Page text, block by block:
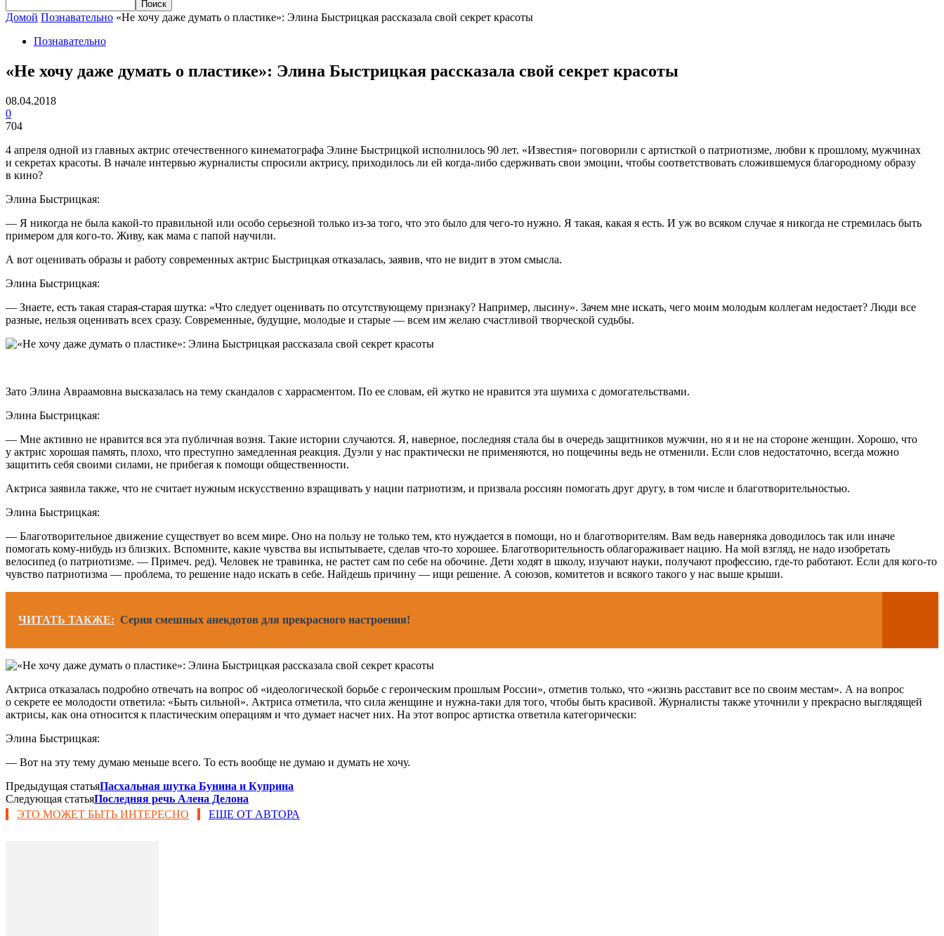
Домой Познавательно «Не хочу даже думать о пластике»: Элина Быстрицкая рассказала свой секрет красоты
Познавательно
«Не хочу даже думать о пластике»: Элина Быстрицкая рассказала свой секрет красоты
08.04.2018
0
704
4 апреля одной из главных актрис отечественного кинематографа Элине Быстрицкой исполнилось 90 лет. «Известия» поговорили с артисткой о патриотизме, любви к прошлому, мужчинах
и секретах красоты. В начале интервью журналисты спросили актрису, приходилось ли ей когда-либо сдерживать свои эмоции, чтобы соответствовать сложившемуся благородному образу
в кино?
Элина Быстрицкая:
— Я никогда не была какой-то правильной или особо серьезной только из-за того, что это было для чего-то нужно. Я такая, какая я есть. И уж во всяком случае я никогда не стремилась быть
примером для кого-то. Живу, как мама с папой научили.
А вот оценивать образы и работу современных актрис Быстрицкая отказалась, заявив, что не видит в этом смысла.
Элина Быстрицкая:
— Знаете, есть такая старая-старая шутка: «Что следует оценивать по отсутствующему признаку? Например, лысину». Зачем мне искать, чего моим молодым коллегам недостает? Люди все
разные, нельзя оценивать всех сразу. Современные, будущие, молодые и старые — всем им желаю счастливой творческой судьбы.
Зато Элина Авраамовна высказалась на тему скандалов с харрасментом. По ее словам, ей жутко не нравится эта шумиха с домогательствами.
Элина Быстрицкая:
— Мне активно не нравится вся эта публичная возня. Такие истории случаются. Я, наверное, последняя стала бы в очередь защитников мужчин, но я и не на стороне женщин. Хорошо, что
у актрис хорошая память, плохо, что преступно замедленная реакция. Дуэли у нас практически не применяются, но пощечины ведь не отменили. Если слов недостаточно, всегда можно
защитить себя своими силами, не прибегая к помощи общественности.
Актриса заявила также, что не считает нужным искусственно взращивать у нации патриотизм, и призвала россиян помогать друг другу, в том числе и благотворительностью.
Элина Быстрицкая:
— Благотворительное движение существует во всем мире. Оно на пользу не только тем, кто нуждается в помощи, но и благотворителям. Вам ведь наверняка доводилось так или иначе
помогать кому-нибудь из близких. Вспомните, какие чувства вы испытываете, сделав что-то хорошее. Благотворительность облагораживает нацию. На мой взгляд, не надо изобретать
велосипед (о патриотизме. — Примеч. ред). Человек не травинка, не растет сам по себе на обочине. Дети ходят в школу, изучают науки, получают профессию, где-то работают. Если для кого-то
чувство патриотизма — проблема, то решение надо искать в себе. Найдешь причину — ищи решение. А союзов, комитетов и всякого такого у нас выше крыши.
ЧИТАТЬ ТАКЖЕ: Серия смешных анекдотов для прекрасного настроения!
Актриса отказалась подробно отвечать на вопрос об «идеологической борьбе с героическим прошлым России», отметив только, что «жизнь расставит все по своим местам». А на вопрос
о секрете ее молодости ответила: «Быть сильной». Актриса отметила, что сила женщине и нужна-таки для того, чтобы быть красивой. Журналисты также уточнили у прекрасно выглядящей
актрисы, как она относится к пластическим операциям и что думает насчет них. На этот вопрос артистка ответила категорически:
Элина Быстрицкая:
— Вот на эту тему думаю меньше всего. То есть вообще не думаю и думать не хочу.
Предыдущая статьяПасхальная шутка Бунина и Куприна
Следующая статьяПоследняя речь Алена Делона
ЭТО МОЖЕТ БЫТЬ ИНТЕРЕСНО
ЕЩЕ ОТ АВТОРА